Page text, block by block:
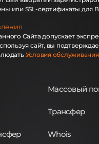
или SSL-сертификаты для
Сайта допускает
сайт, вы
Условия обслуживания
Массовый
Трансфер
Whois